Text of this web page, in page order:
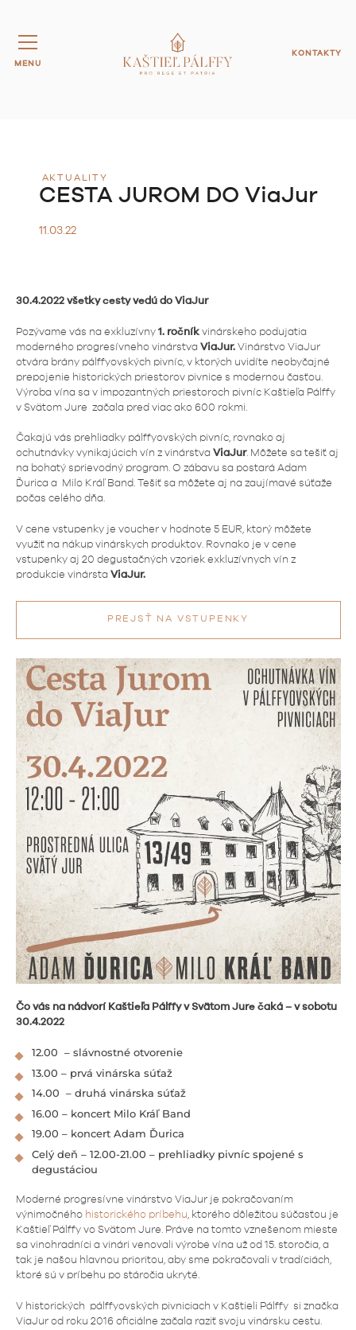
MENU
KONTAKTY
AKTUALITY
CESTA JUROM DO ViaJur
11.03.22
30.4.2022 všetky cesty vedú do ViaJur
Pozývame vás na exkluzívny 1. ročníkvinárskeho podujatia
moderného progresívneho vinárstva ViaJur.Vinárstvo ViaJur
otvára brány pálffyovských pivníc, v ktorých uvidíte neobyčajné
prepojenie historických priestorov pivnice s modernou časťou.
Výroba vína sa v impozantných priestoroch pivníc Kaštieľa Pálffy
v Svätom Jure začala pred viac ako 600 rokmi.
Čakajú vás prehliadky pálffyovských pivníc, rovnako aj
ochutnávky vynikajúcich vín z vinárstva ViaJur. Môžete sa tešiť aj
na bohatý sprievodný program. O zábavu sa postará Adam
Ďurica a Milo Kráľ Band. Tešiť sa môžete aj na zaujímavé súťaže
počas celého dňa.
V cene vstupenky je voucher v hodnote 5 EUR, ktorý môžete
využiť na nákup vinárskych produktov. Rovnako je v cene
vstupenky aj 20 degustačných vzoriek exkluzívnych vín z
produkcie vinársta ViaJur.
PREJSŤ NA VSTUPENKY
Čo vás na nádvorí Kaštieľa Pálffy v Svätom Jure čaká – v sobotu
30.4.2022
12.00 – slávnostné otvorenie
13.00 – prvá vinárska súťaž
14.00 – druhá vinárska súťaž
16.00 – koncert Milo Kráľ Band
19.00 – koncert Adam Ďurica
Celý deň – 12.00-21.00 – prehliadky pivníc spojené s
degustáciou
Moderné progresívne vinárstvo ViaJur je pokračovaním
výnimočného historického príbehu, ktorého dôležitou súčasťou je
Kaštieľ Pálffy vo Svätom Jure. Práve na tomto vznešenom mieste
sa vinohradníci a vinári venovali výrobe vína už od 15. storočia, a
tak je našou hlavnou prioritou, aby sme pokračovali v tradíciách,
ktoré sú v príbehu po stáročia ukryté.
V historických pálffyovských pivniciach v Kaštieli Pálffy si značka
ViaJur od roku 2016 oficiálne začala raziť svoju vinársku cestu.